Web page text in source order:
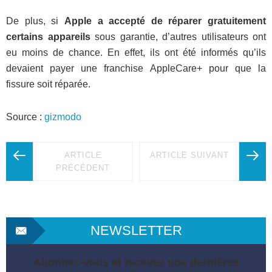
De plus, si Apple a accepté de réparer gratuitement
certains appareilssous garantie, d’autres utilisateurs ont
eu moins de chance. En effet, ils ont été informés qu’ils
devaient payer une franchise AppleCare+ pour que la
fissure soit réparée.
Source : gizmodo
ARTICLE
PRÉCÉDENT
ARTICLE SUIVANT
NEWSLETTER
Abonnez-vous et recevez nos dernières